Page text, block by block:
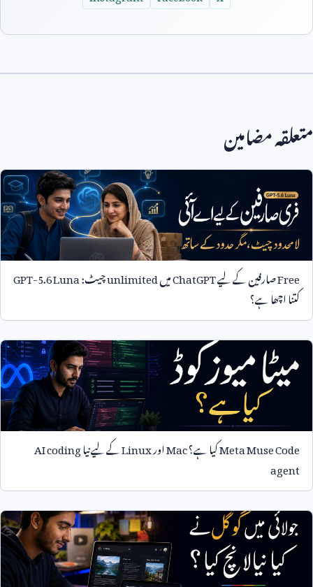
متعلقہ مضامین
Freeصارفین کے لیےChatGPTمیںunlimitedچیٹ:GPT-5.6 Luna
کتنا اچھا ہے؟
Meta Muse Codeکیا ہے؟MacاورLinuxکے لیے نیاAI coding
agent